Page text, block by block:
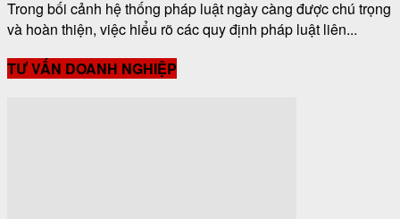
Trong bối cảnh hệ thống pháp luật ngày càng được chú trọng
và hoàn thiện, việc hiểu rõ các quy định pháp luật liên...
TƯ VẤN DOANH NGHIỆP